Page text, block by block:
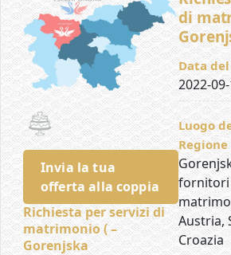
Invia la tua
offerta alla coppia
Richiesta per servizi di
matrimonio ( –
Gorenjska
di
Data
2022-
Luogo
fornitori
Austria,
Croazia